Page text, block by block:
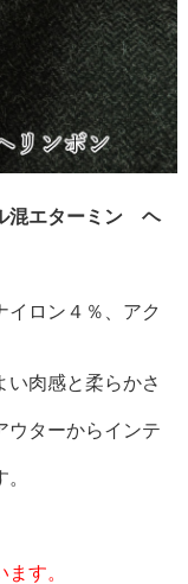
混エターミン ヘ
イロン４％、アク
い肉感と柔らかさ
ウターからインテ
す。